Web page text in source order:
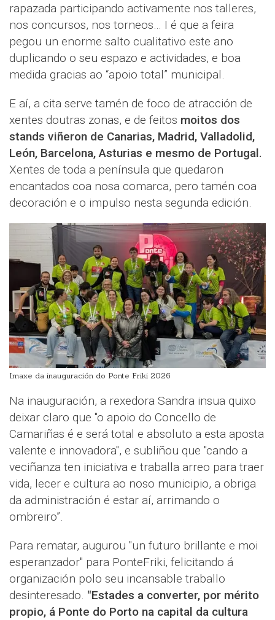
rapazada participando activamente nos talleres,
nos concursos, nos torneos… I é que a feira
pegou un enorme salto cualitativo este ano
duplicando o seu espazo e actividades, e boa
medida gracias ao “apoio total” municipal.
E aí, a cita serve tamén de foco de atracción de
xentes doutras zonas, e de feitos moitos dos
stands viñeron de Canarias, Madrid, Valladolid,
León, Barcelona, Asturias e mesmo de Portugal.
Xentes de toda a península que quedaron
encantados coa nosa comarca, pero tamén coa
decoración e o impulso nesta segunda edición.
Imaxe da inauguración do Ponte Friki 2026
Na inauguración, a rexedora Sandra insua quixo
deixar claro que "o apoio do Concello de
Camariñas é e será total e absoluto a esta aposta
valente e innovadora", e subliñou que "cando a
veciñanza ten iniciativa e traballa arreo para traer
vida, lecer e cultura ao noso municipio, a obriga
da administración é estar aí, arrimando o
ombreiro”.
Para rematar, augurou "un futuro brillante e moi
esperanzador" para PonteFriki, felicitando á
organización polo seu incansable traballo
desinteresado. "Estades a converter, por mérito
propio, á Ponte do Porto na capital da cultura